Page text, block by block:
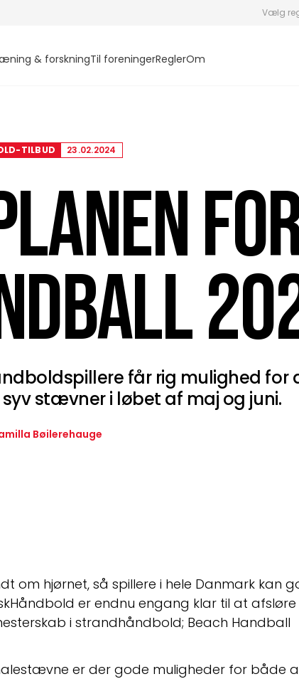
Vælg
& forskningTil foreningerReglerOm
TILBUD 23.02.2024
får rig mulighed for
stævner i løbet af maj og juni.
Bøilerehauge
om hjørnet, så spillere i hele Danmark kan
er endnu engang klar til at afsløre
i strandhåndbold; Beach Handball
er der gode muligheder for både